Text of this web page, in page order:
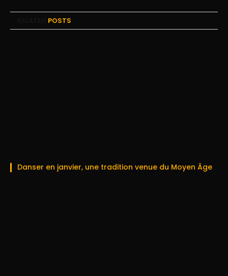
POSTS
Danser en janvier, une tradition venue du Moyen Âge